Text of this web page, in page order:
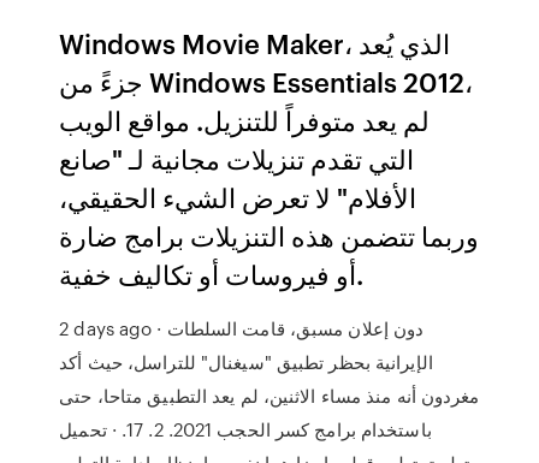
Windows Movie Maker، الذي يُعد
جزءً من Windows Essentials 2012،
لم يعد متوفراً للتنزيل. مواقع الويب
التي تقدم تنزيلات مجانية لـ "صانع
الأفلام" لا تعرض الشيء الحقيقي،
وربما تتضمن هذه التنزيلات برامج ضارة
أو فيروسات أو تكاليف خفية.
2 days ago · دون إعلان مسبق، قامت السلطات
الإيرانية بحظر تطبيق "سيغنال" للتراسل، حيث أكد
مغردون أنه منذ مساء الاثنين، لم يعد التطبيق متاحا، حتى
باستخدام برامج كسر الحجب 2021. 2. 17. · تحميل